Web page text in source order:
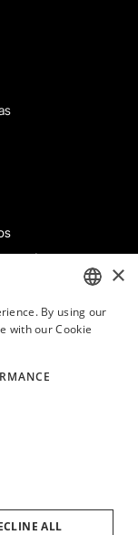
e cookies
ENGLISH
×
By using our
with our Cookie
ALL